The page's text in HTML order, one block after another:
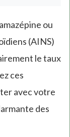
ou
(AINS)
le taux
ces
avec votre
des